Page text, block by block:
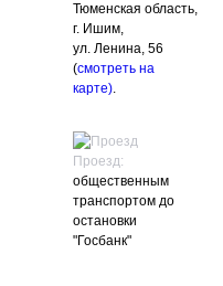
Тюменская область,
г. Ишим,
ул. Ленина, 56
(смотреть на
карте).
Проезд:
общественным
транспортом до
остановки
"Госбанк"